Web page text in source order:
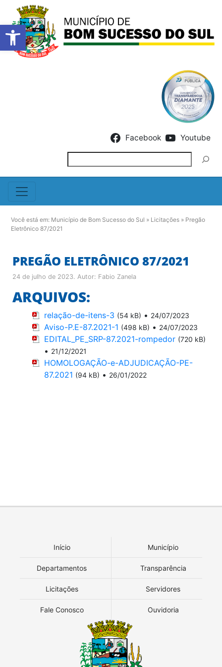
Barra de Ferramentas
Facebook Youtube
Você está em: Município de Bom Sucesso do Sul » Licitações » Pregão
Eletrônico 87/2021
PREGÃO ELETRÔNICO 87/2021
24 de julho de 2023. Autor: Fabio Zanela
ARQUIVOS:
relação-de-itens-3 (54 kB) • 24/07/2023
Aviso-P.E-87.2021-1 (498 kB) • 24/07/2023
EDITAL_PE_SRP-87.2021-rompedor (720 kB)
• 21/12/2021
HOMOLOGAÇÃO-e-ADJUDICAÇÃO-PE-
87.2021 (94 kB) • 26/01/2022
Início Município
Departamentos Transparência
Licitações Servidores
Fale Conosco Ouvidoria